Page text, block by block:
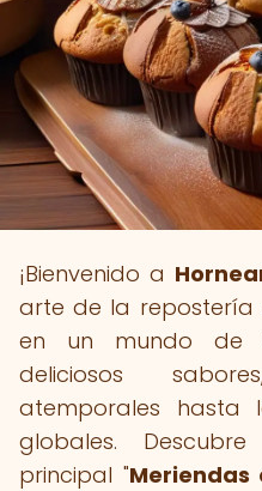
¡Bienvenido a
arte de la repostería
en un mundo de
deliciosos
atemporales hasta
globales.
principal "Meriendas